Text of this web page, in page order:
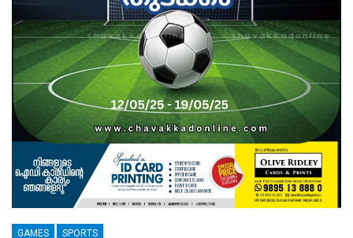
GAMES SPORTS